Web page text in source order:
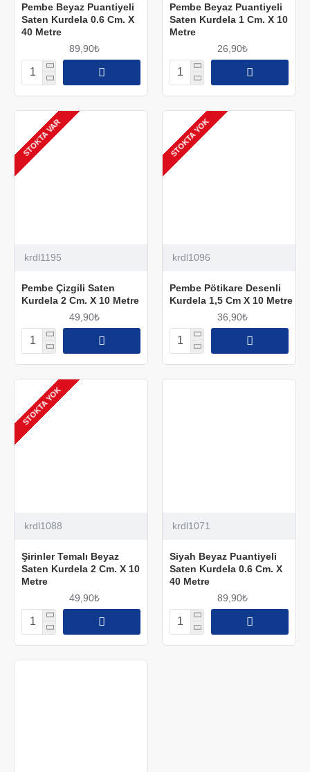
Pembe Beyaz Puantiyeli
Saten Kurdela 0.6 Cm. X
40 Metre
89,90₺
Pembe Beyaz Puantiyeli
Saten Kurdela 1 Cm. X 10
Metre
26,90₺
STOKTA VAR
krdl1195
Pembe Çizgili Saten
Kurdela 2 Cm. X 10 Metre
49,90₺
STOKTA YOK
krdl1096
Pembe Pötikare Desenli
Kurdela 1,5 Cm X 10 Metre
36,90₺
STOKTA YOK
krdl1088
Şirinler Temalı Beyaz
Saten Kurdela 2 Cm. X 10
Metre
49,90₺
krdl1071
Siyah Beyaz Puantiyeli
Saten Kurdela 0.6 Cm. X
40 Metre
89,90₺